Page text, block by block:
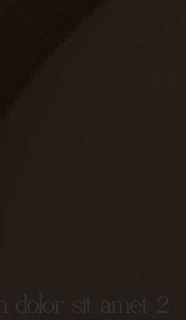
dolor sit amet 2